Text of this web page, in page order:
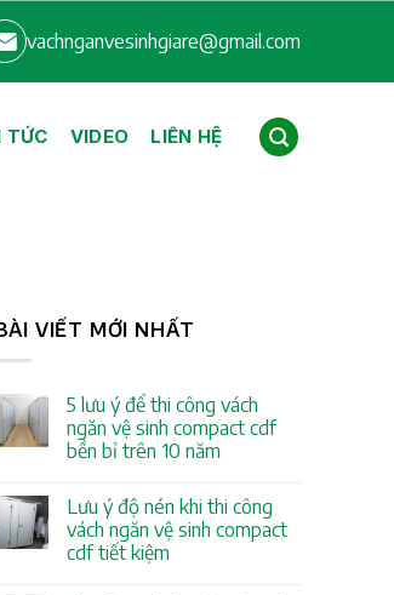
vachnganvesinhgiare@gmail.com
TỨC VIDEO LIÊN HỆ
VIẾT MỚI NHẤT
5 lưu ý để thi công vách
ngăn vệ sinh compact cdf
bền bỉ trên 10 năm
Lưu ý độ nén khi thi công
vách ngăn vệ sinh compact
cdf tiết kiệm